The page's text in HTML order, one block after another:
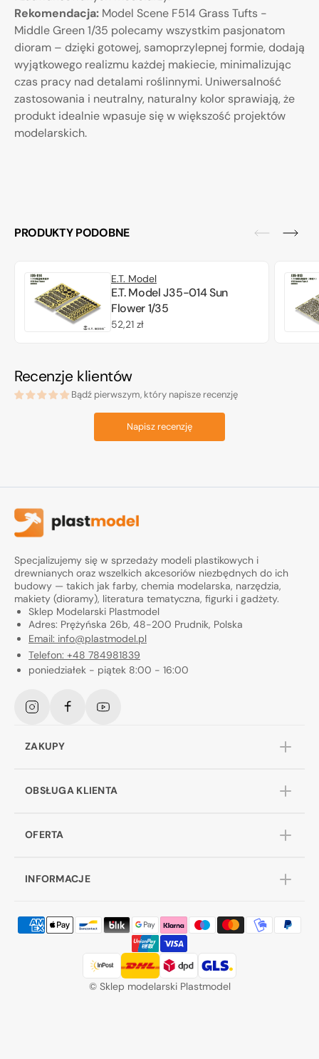
Rekomendacja: Model Scene F514 Grass Tufts -
Middle Green 1/35 polecamy wszystkim pasjonatom
dioram – dzięki gotowej, samoprzylepnej formie, dodają
wyjątkowego realizmu każdej makiecie, minimalizując
czas pracy nad detalami roślinnymi. Uniwersalność
zastosowania i neutralny, naturalny kolor sprawiają, że
produkt idealnie wpasuje się w większość projektów
modelarskich.
PRODUKTY PODOBNE
E.T. Model
E.T. Model J35-014 Sun
Flower 1/35
Cena
52,21 zł
Recenzje klientów
Bądź pierwszym, który napisze recenzję
Napisz recenzję
Specjalizujemy się w sprzedaży modeli plastikowych i
drewnianych oraz wszelkich akcesoriów niezbędnych do ich
budowy — takich jak farby, chemia modelarska, narzędzia,
makiety (dioramy), literatura tematyczna, figurki i gadżety.
Sklep Modelarski Plastmodel
Adres: Prężyńska 26b, 48-200 Prudnik, Polska
Email: info@plastmodel.pl
Telefon: +48 784981839
poniedziałek - piątek 8:00 - 16:00
InstagramFacebookYouTube
ZAKUPY
OBSŁUGA KLIENTA
OFERTA
INFORMACJE
© Sklep modelarski Plastmodel